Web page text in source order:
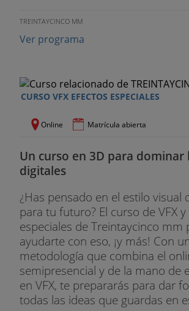
TREINTAYCINCO MM
Ver programa
CURSO VFX EFECTOS ESPECIALES
Online Matrícula abierta
Un curso en 3D para dominar
digitales
¿Has pensado en el estilo visual
para tu futuro? El curso de VFX
especiales de Treintaycinco mm
ayudarte con eso, ¡y más! Con
metodología que combina el
semipresencial y de la mano de
en VFX, te prepararás para dar
todas las ideas que guardas en